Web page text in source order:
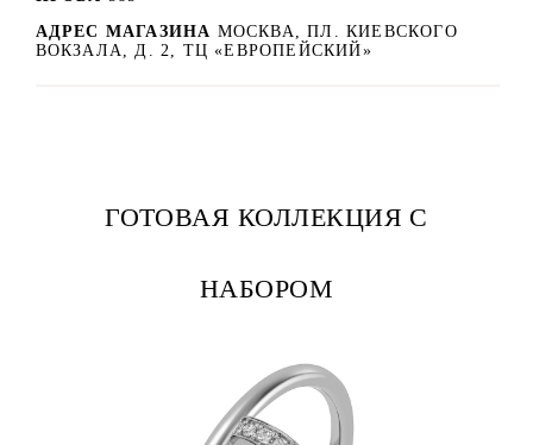
АДРЕС МАГАЗИНА МОСКВА, ПЛ. КИЕВСКОГО
ВОКЗАЛА, Д. 2, ТЦ «ЕВРОПЕЙСКИЙ»
ГОТОВАЯ КОЛЛЕКЦИЯ С
НАБОРОМ